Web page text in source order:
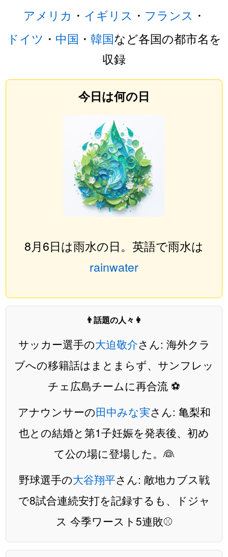
アメリカ ・ イギリス ・ フランス ・
ドイツ ・ 中国 ・ 韓国など各国の都市名を
収録
今日は何の日
8月6日は雨水の日。英語で雨水は
rainwater
👨話題の人々👩
サッカー選手の大迫敬介さん: 海外クラ
ブへの移籍話はまとまらず、サンフレッ
チェ広島チームに再合流 ⚽️
アナウンサーの田中みな実さん: 亀梨和
也との結婚と第1子妊娠を発表後、初め
て公の場に登場した。👰
野球選手の大谷翔平さん: 敵地カブス戦
で8試合連続安打を記録するも、ドジャ
ス 今季ワースト5連敗⚾️